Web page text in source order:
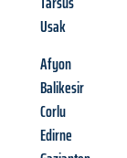
Usak
Afyon
Balikesir
Corlu
Edirne